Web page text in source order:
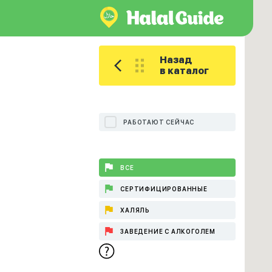
Назад
в каталог
РАБОТАЮТ СЕЙЧАС
ВСЕ
СЕРТИФИЦИРОВАННЫЕ
ХАЛЯЛЬ
ЗАВЕДЕНИЕ С АЛКОГОЛЕМ